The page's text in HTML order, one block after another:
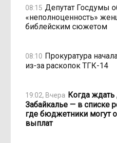
08:15 Депутат Госдумы
«неполноценность»
библейским сюжетом
08:10 Прокуратура
из-за раскопок ТГК-14
19:02, Вчера Когда ждать
Забайкалье — в списке
где бюджетники могут
выплат